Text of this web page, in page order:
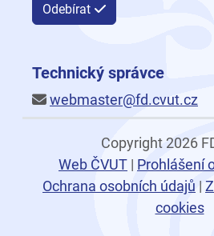
Odebírat
Technický správce
webmaster@fd.cvut.cz
Copyright 2026
Web ČVUT | Prohlášení
Ochrana osobních údajů |
cookies